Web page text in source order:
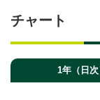
チャート
1年（日次